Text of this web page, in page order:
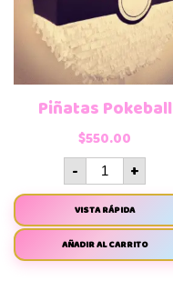
Piñatas Pokeball
$550.00
- +
VISTA RÁPIDA
AÑADIR AL CARRITO